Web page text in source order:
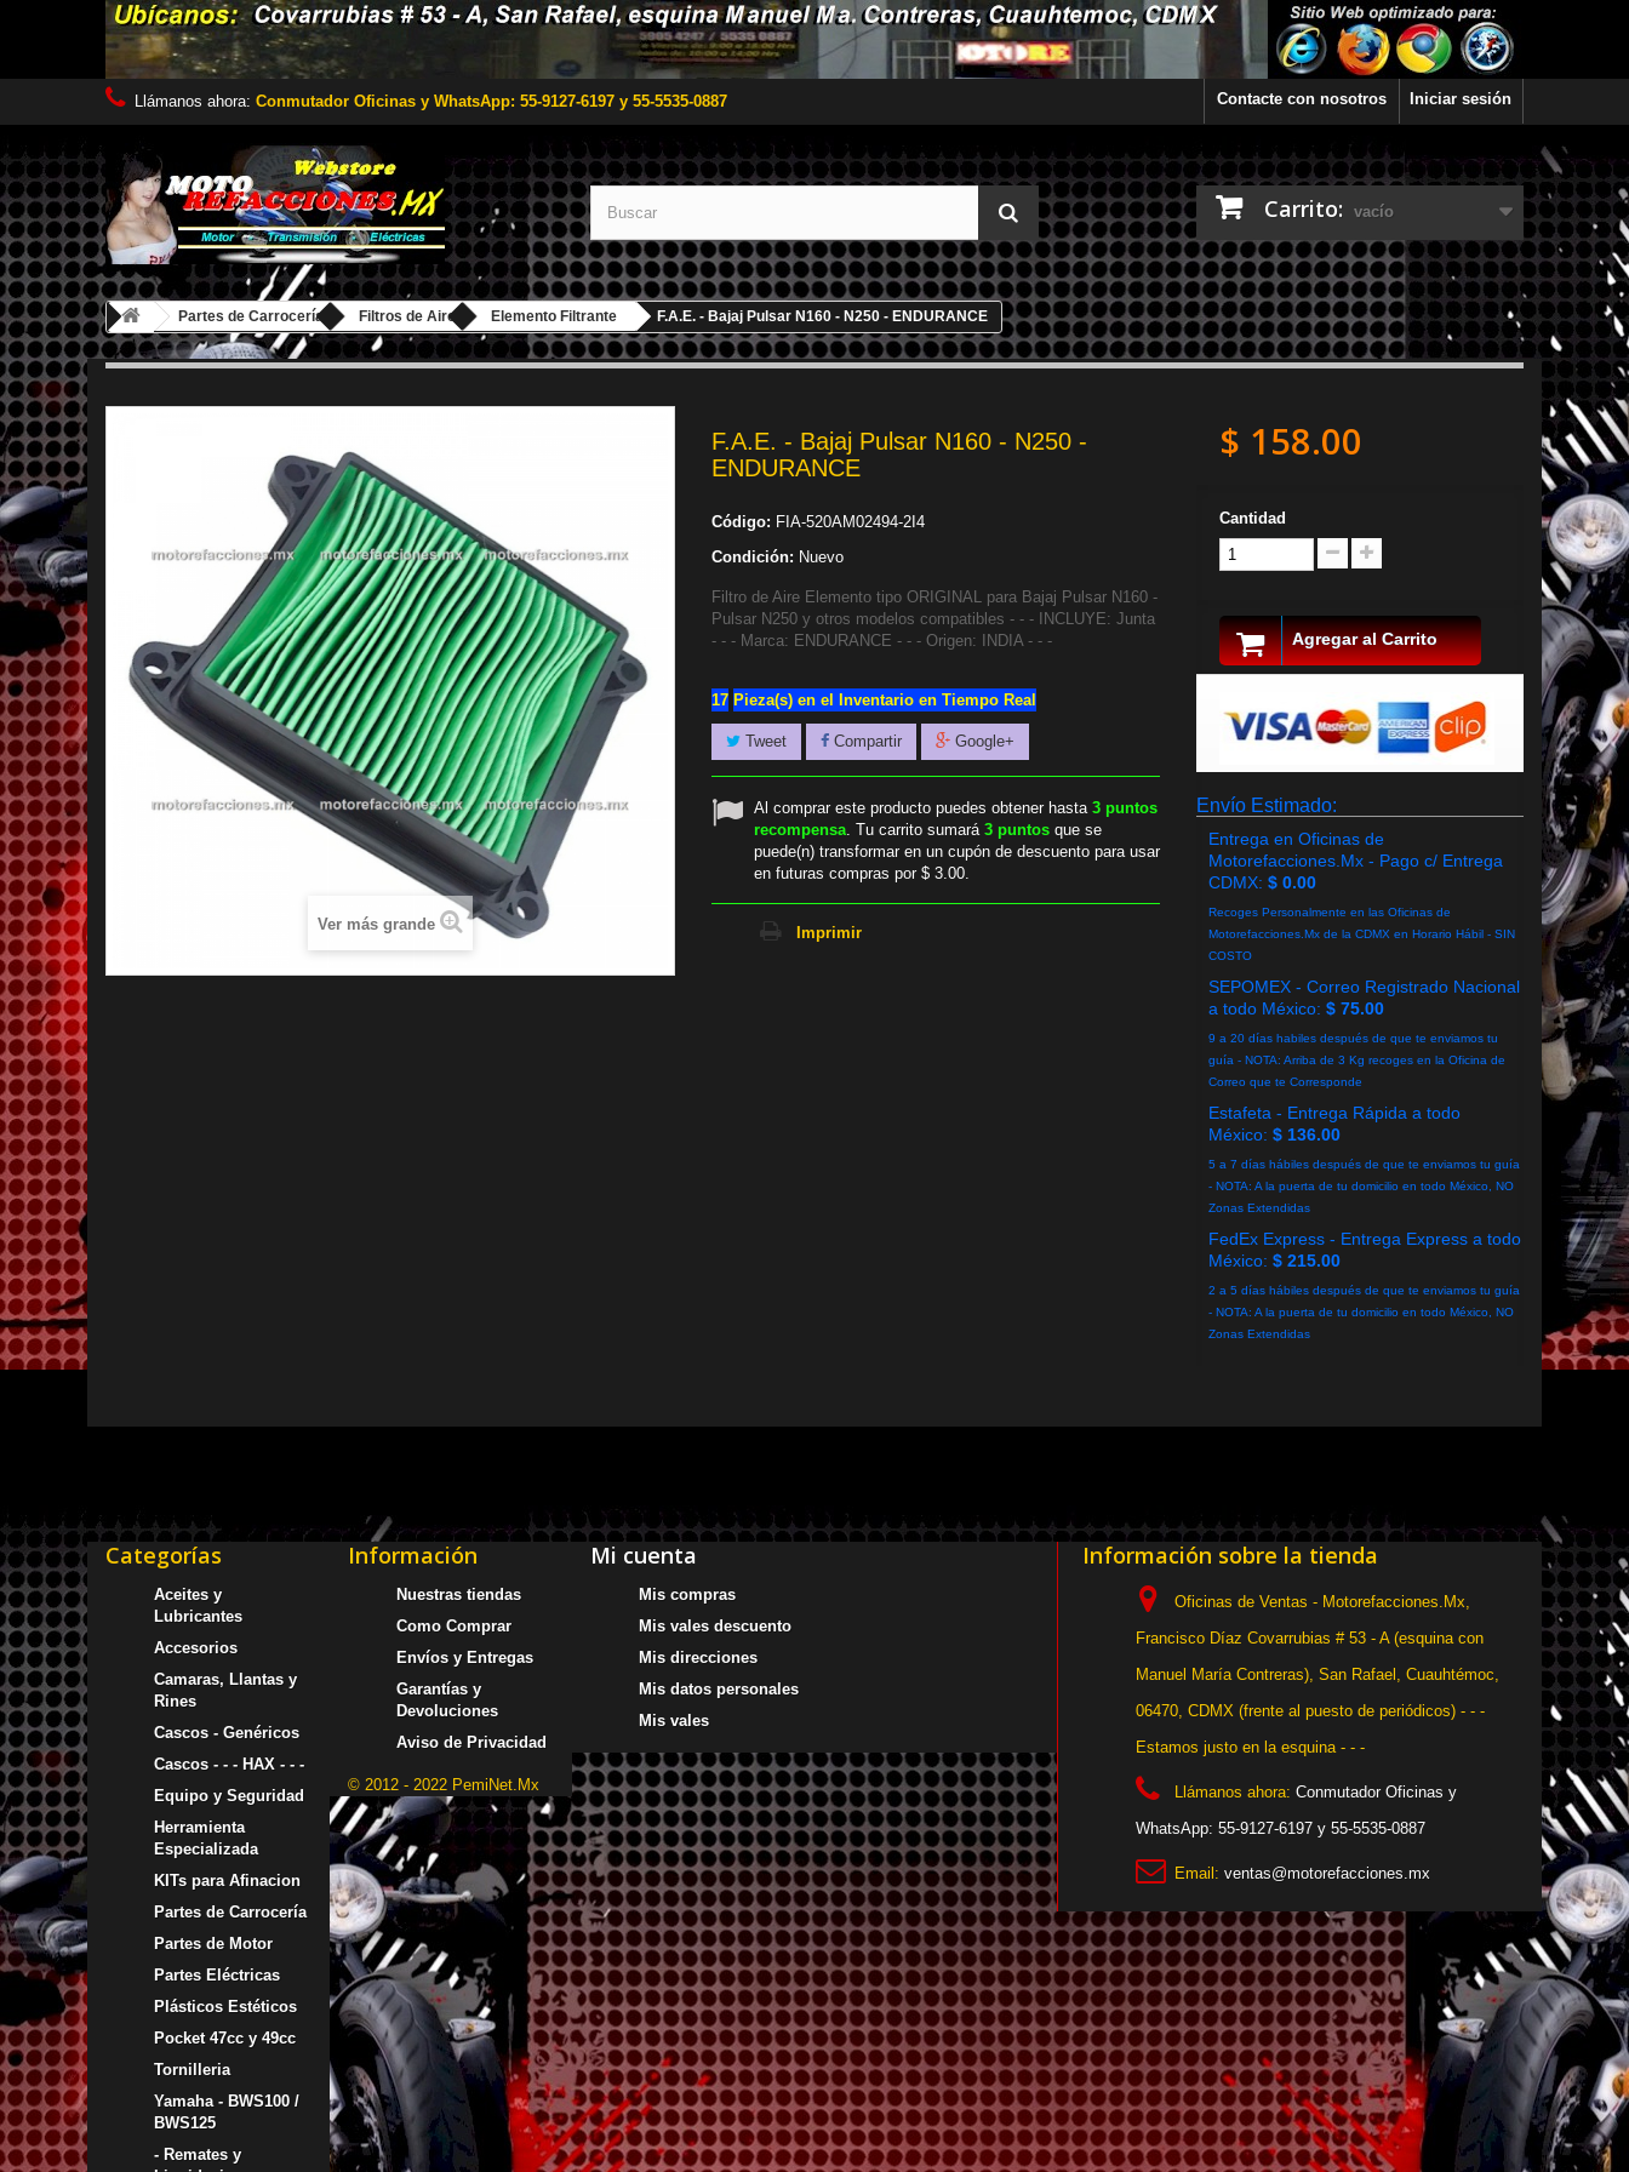
Iniciar sesión
Contacte con nosotros
Llámanos ahora: Conmutador Oficinas y WhatsApp: 55-9127-6197 y 55-5535-0887
Carrito: vacío
Partes de Carrocería Filtros de Aire Elemento Filtrante F.A.E. - Bajaj Pulsar N160 - N250 - ENDURANCE
Ver más grande
F.A.E. - Bajaj Pulsar N160 - N250 -
ENDURANCE
Código: FIA-520AM02494-2I4
Condición: Nuevo
Filtro de Aire Elemento tipo ORIGINAL para Bajaj Pulsar N160 -
Pulsar N250 y otros modelos compatibles - - - INCLUYE: Junta
- - - Marca: ENDURANCE - - - Origen: INDIA - - -
17 Pieza(s) en el Inventario en Tiempo Real
Tweet Compartir Google+
Al comprar este producto puedes obtener hasta 3 puntos
recompensa. Tu carrito sumará 3 puntos que se
puede(n) transformar en un cupón de descuento para usar
en futuras compras por $ 3.00.
Imprimir
$ 158.00
Cantidad
Agregar al Carrito
Envío Estimado:
Entrega en Oficinas de
Motorefacciones.Mx - Pago c/ Entrega
CDMX: $ 0.00
Recoges Personalmente en las Oficinas de
Motorefacciones.Mx de la CDMX en Horario Hábil - SIN
COSTO
SEPOMEX - Correo Registrado Nacional
a todo México: $ 75.00
9 a 20 días habiles después de que te enviamos tu
guía - NOTA: Arriba de 3 Kg recoges en la Oficina de
Correo que te Corresponde
Estafeta - Entrega Rápida a todo
México: $ 136.00
5 a 7 días hábiles después de que te enviamos tu guía
- NOTA: A la puerta de tu domicilio en todo México, NO
Zonas Extendidas
FedEx Express - Entrega Express a todo
México: $ 215.00
2 a 5 días hábiles después de que te enviamos tu guía
- NOTA: A la puerta de tu domicilio en todo México, NO
Zonas Extendidas
Categorías
Aceites y
Lubricantes
Accesorios
Camaras, Llantas y
Rines
Cascos - Genéricos
Cascos - - - HAX - - -
Equipo y Seguridad
Herramienta
Especializada
KITs para Afinacion
Partes de Carrocería
Partes de Motor
Partes Eléctricas
Plásticos Estéticos
Pocket 47cc y 49cc
Tornilleria
Yamaha - BWS100 /
BWS125
- Remates y
Información
Nuestras tiendas
Como Comprar
Envíos y Entregas
Garantías y
Devoluciones
Aviso de Privacidad
© 2012 - 2022 PemiNet.Mx
Mi cuenta
Mis compras
Mis vales descuento
Mis direcciones
Mis datos personales
Mis vales
Información sobre la tienda
Oficinas de Ventas - Motorefacciones.Mx,
Francisco Díaz Covarrubias # 53 - A (esquina con
Manuel María Contreras), San Rafael, Cuauhtémoc,
06470, CDMX (frente al puesto de periódicos) - - -
Estamos justo en la esquina - - -
Llámanos ahora: Conmutador Oficinas y
WhatsApp: 55-9127-6197 y 55-5535-0887
Email: ventas@motorefacciones.mx